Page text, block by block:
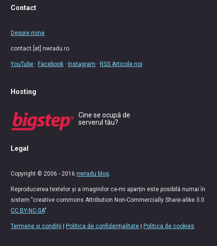
Contact
Despre mine
contact [at] nwradu.ro
YouTube · Facebook · Instagram · RSS Articole noi
Hosting
Cine se ocupă de
serverul tău?
Legal
Copyright © 2006 - 2016nwradu blog.
Reproducerea textelor și a imaginilor ce-mi aparțin este posibilă numai în
sistem "creative commons Attribution Non-Commercially Share-alike 3.0
CC BY-NC-SA".
Termene și condiții Politica de confidențialitate Politica de cookies